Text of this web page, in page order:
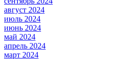
август 2024
июль 2024
июнь 2024
май 2024
апрель 2024
март 2024